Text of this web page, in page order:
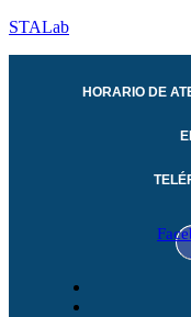
STALab
HORARIO DE
Miércoles